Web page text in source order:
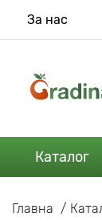
За нас
Каталог
Главна